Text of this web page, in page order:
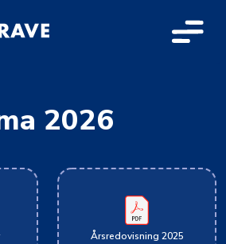
2026
Årsredovisning 2025